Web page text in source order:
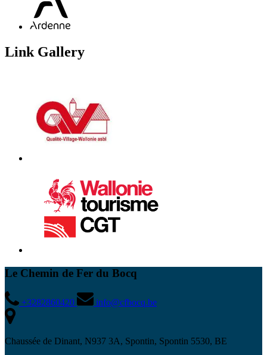
Link Gallery
Le Chemin de Fer du Bocq
+3282860420 info@cfbocq.be
Chaussée de Dinant, N937 3A, Spontin, Spontin 5530, BE